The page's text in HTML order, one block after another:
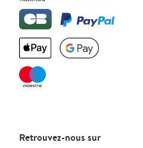
Retrouvez-nous sur